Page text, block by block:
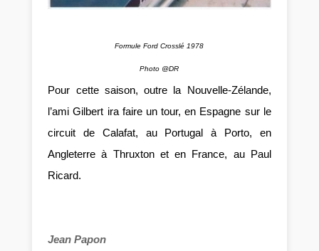
Formule Ford Crosslé 1978
Photo @DR
Pour cette saison, outre la Nouvelle-Zélande,
l’ami Gilbert ira faire un tour, en Espagne sur le
circuit de Calafat, au Portugal à Porto, en
Angleterre à Thruxton et en France, au Paul
Ricard.
Jean Papon